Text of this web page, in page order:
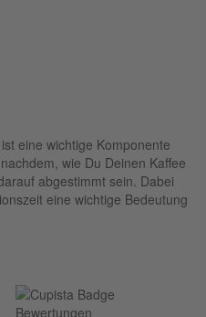
eine wichtige Komponente
wie Du Deinen Kaffee
abgestimmt sein. Dabei
eine wichtige Bedeutung